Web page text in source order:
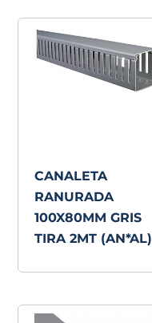
CANALETA
RANURADA
100X80MM GRIS
TIRA 2MT (AN*AL)